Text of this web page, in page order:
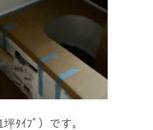
ﾀｲﾌﾟ）です。